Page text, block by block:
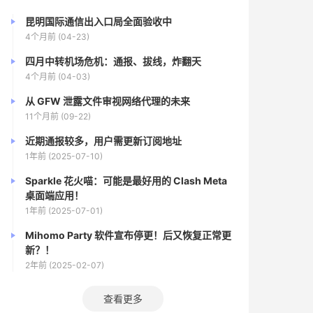
昆明国际通信出入口局全面验收中
4个月前 (04-23)
四月中转机场危机：通报、拔线，炸翻天
4个月前 (04-03)
从 GFW 泄露文件审视网络代理的未来
11个月前 (09-22)
近期通报较多，用户需更新订阅地址
1年前 (2025-07-10)
Sparkle 花火喵：可能是最好用的 Clash Meta
桌面端应用！
1年前 (2025-07-01)
Mihomo Party 软件宣布停更！后又恢复正常更
新？！
2年前 (2025-02-07)
查看更多